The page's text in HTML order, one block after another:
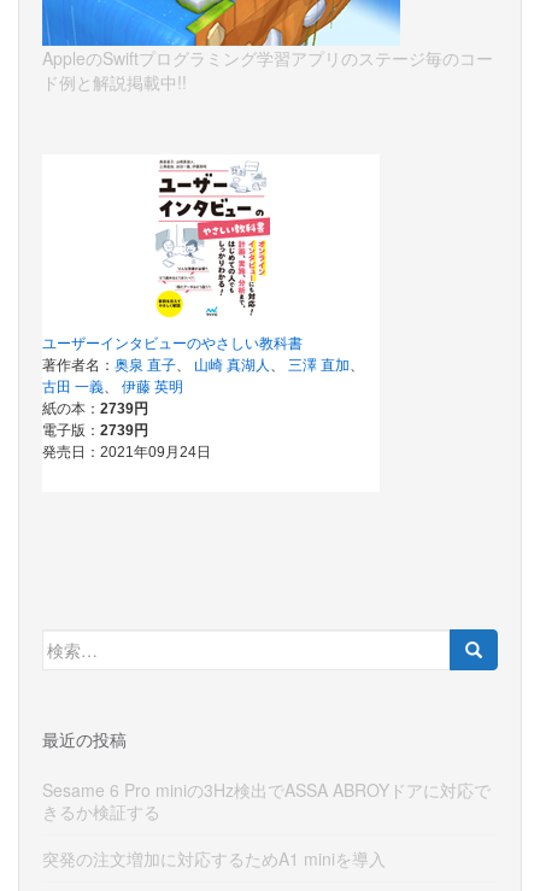
AppleのSwiftプログラミング学習アプリのステージ毎のコー
ド例と解説掲載中!!
検
索:
最近の投稿
Sesame 6 Pro miniの3Hz検出でASSA ABROYドアに対応で
きるか検証する
突発の注文増加に対応するためA1 miniを導入